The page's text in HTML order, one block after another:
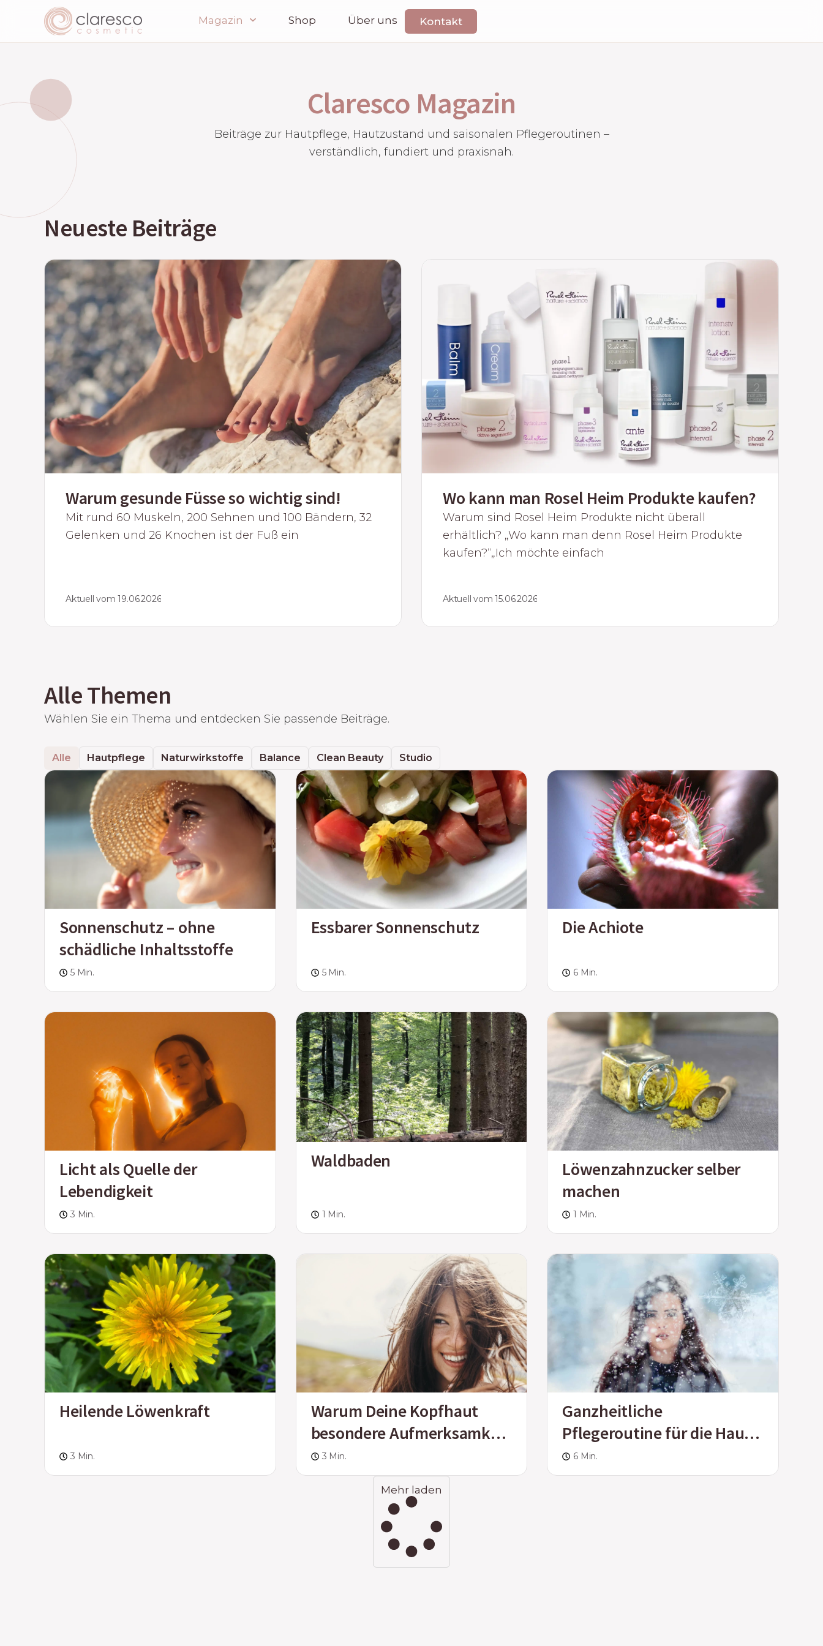
Magazin Shop Über uns Kontakt
Claresco Magazin
Beiträge zur Hautpflege, Hautzustand und saisonalen Pflegeroutinen –
verständlich, fundiert und praxisnah.
Neueste Beiträge
Warum gesunde Füsse so wichtig sind!
Mit rund 60 Muskeln, 200 Sehnen und 100 Bändern, 32
Gelenken und 26 Knochen ist der Fuß ein
Aktuell vom 19.06.2026
Wo kann man Rosel Heim Produkte kaufen?
Warum sind Rosel Heim Produkte nicht überall
erhältlich? „Wo kann man denn Rosel Heim Produkte
kaufen?“„Ich möchte einfach
Aktuell vom 15.06.2026
Alle Themen
Wählen Sie ein Thema und entdecken Sie passende Beiträge.
Alle Hautpflege Naturwirkstoffe Balance Clean Beauty Studio
Sonnenschutz – ohne
schädliche Inhaltsstoffe
5 Min.
Essbarer Sonnenschutz
5 Min.
Die Achiote
6 Min.
Licht als Quelle der
Lebendigkeit
3 Min.
Waldbaden
1 Min.
Löwenzahnzucker selber
machen
1 Min.
Heilende Löwenkraft
3 Min.
Warum Deine Kopfhaut
besondere Aufmerksamkeit
verdient
3 Min.
Ganzheitliche
Pflegeroutine für die Haut
im Winter
6 Min.
Mehr laden